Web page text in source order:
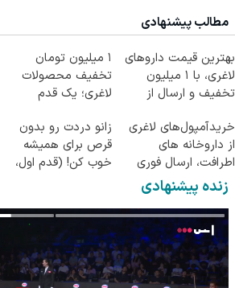
مطالب پیشنهادی
بهترین قیمت داروهای
لاغری، با ۱ میلیون
تخفیف و ارسال از
۱ میلیون تومان
تخفیف محصولات
لاغری؛ یک قدم
کاهش وزن
خریدآمپول‌های لاغری
از داروخانه های
اطرافت، ارسال فوری
همراه با پک یخ!
زانو دردت رو بدون
قرص برای همیشه
خوب کن! (قدم اول،
زنده پیشنهادی